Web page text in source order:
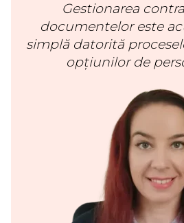
Gestionarea
documentelor este
simplă datorită
opțiunilor de